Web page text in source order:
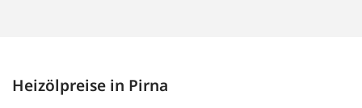
Heizölpreise in Pirna